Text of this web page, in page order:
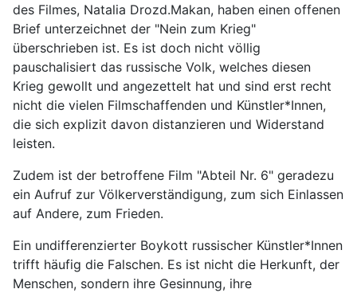
des Filmes, Natalia Drozd.Makan, haben einen offenen
Brief unterzeichnet der "Nein zum Krieg"
überschrieben ist. Es ist doch nicht völlig
pauschalisiert das russische Volk, welches diesen
Krieg gewollt und angezettelt hat und sind erst recht
nicht die vielen Filmschaffenden und Künstler*Innen,
die sich explizit davon distanzieren und Widerstand
leisten.
Zudem ist der betroffene Film "Abteil Nr. 6" geradezu
ein Aufruf zur Völkerverständigung, zum sich Einlassen
auf Andere, zum Frieden.
Ein undifferenzierter Boykott russischer Künstler*Innen
trifft häufig die Falschen. Es ist nicht die Herkunft, der
Menschen, sondern ihre Gesinnung, ihre